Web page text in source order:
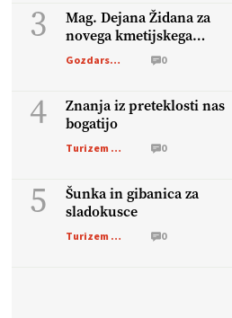
3
Mag. Dejana Židana za
novega kmetijskega
ministraGozdarstvo 0
4
Znanja iz preteklosti nas
bogatijo
Turizem na podezelju 0
5
Šunka in gibanica za
sladokusce
Turizem na podezelju 0